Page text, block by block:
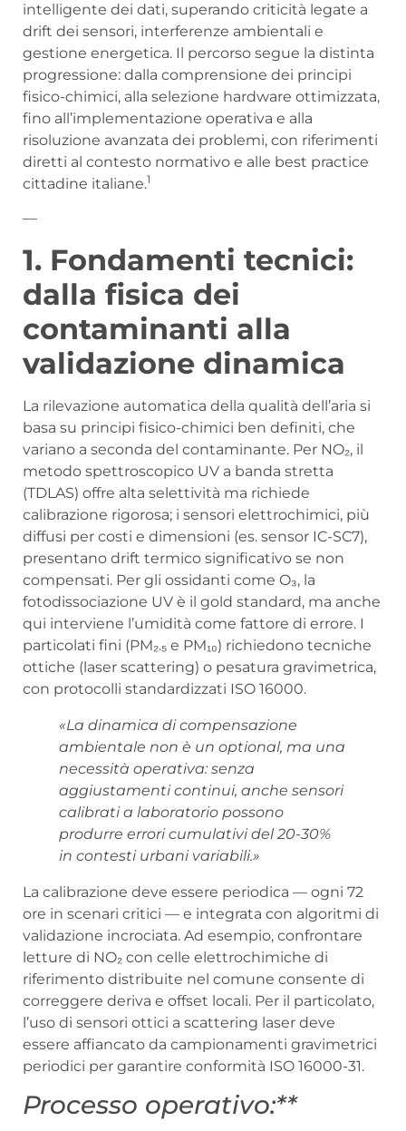
intelligente dei dati, superando criticità legate a
drift dei sensori, interferenze ambientali e
gestione energetica. Il percorso segue la distinta
progressione: dalla comprensione dei principi
fisico-chimici, alla selezione hardware ottimizzata,
fino all’implementazione operativa e alla
risoluzione avanzata dei problemi, con riferimenti
diretti al contesto normativo e alle best practice
cittadine italiane.1
—
1. Fondamenti tecnici:
dalla fisica dei
contaminanti alla
validazione dinamica
La rilevazione automatica della qualità dell’aria si
basa su principi fisico-chimici ben definiti, che
variano a seconda del contaminante. Per NO₂, il
metodo spettroscopico UV a banda stretta
(TDLAS) offre alta selettività ma richiede
calibrazione rigorosa; i sensori elettrochimici, più
diffusi per costi e dimensioni (es. sensor IC-SC7),
presentano drift termico significativo se non
compensati. Per gli ossidanti come O₃, la
fotodissociazione UV è il gold standard, ma anche
qui interviene l’umidità come fattore di errore. I
particolati fini (PM₂.₅ e PM₁₀) richiedono tecniche
ottiche (laser scattering) o pesatura gravimetrica,
con protocolli standardizzati ISO 16000.
«La dinamica di compensazione
ambientale non è un optional, ma una
necessità operativa: senza
aggiustamenti continui, anche sensori
calibrati a laboratorio possono
produrre errori cumulativi del 20-30%
in contesti urbani variabili.»
La calibrazione deve essere periodica — ogni 72
ore in scenari critici — e integrata con algoritmi di
validazione incrociata. Ad esempio, confrontare
letture di NO₂ con celle elettrochimiche di
riferimento distribuite nel comune consente di
correggere deriva e offset locali. Per il particolato,
l’uso di sensori ottici a scattering laser deve
essere affiancato da campionamenti gravimetrici
periodici per garantire conformità ISO 16000-31.
Processo operativo:**